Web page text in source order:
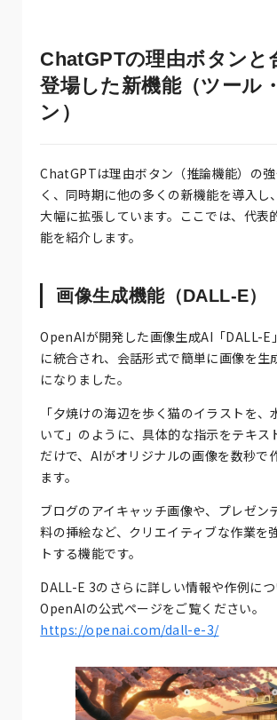
ChatGPTの理由ボタンと
登場した新機能（ツール
ン）
ChatGPTは理由ボタン（推論機能）の
く、同時期に他の多くの新機能を導入し
大幅に拡張しています。ここでは、代表
能を紹介します。
画像生成機能（DALL-E）
OpenAIが開発した画像生成AI「DALL-E
に統合され、会話形式で簡単に画像を生
になりました。
「夕焼けの海辺を歩く猫のイラストを、
いて」のように、具体的な指示をテキス
だけで、AIがオリジナルの画像を数秒で
ます。
ブログのアイキャッチ画像や、プレゼン
料の挿絵など、クリエイティブな作業を
トする機能です。
DALL-E 3のさらに詳しい情報や作例につ
OpenAIの公式ページをご覧ください。
https://openai.com/dall-e-3/